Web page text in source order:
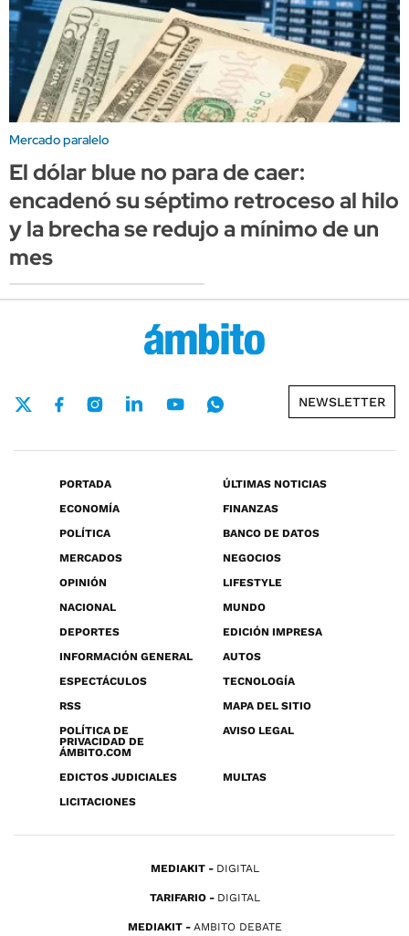
Mercado paralelo
El dólar blue no para de caer:
encadenó su séptimo retroceso al hilo
y la brecha se redujo a mínimo de un
mes
NEWSLETTER
PORTADA
ÚLTIMAS NOTICIAS
ECONOMÍA
FINANZAS
POLÍTICA
BANCO DE DATOS
MERCADOS
NEGOCIOS
OPINIÓN
LIFESTYLE
NACIONAL
MUNDO
DEPORTES
EDICIÓN IMPRESA
INFORMACIÓN GENERAL
AUTOS
ESPECTÁCULOS
TECNOLOGÍA
RSS
MAPA DEL SITIO
POLÍTICA DE
PRIVACIDAD DE
ÁMBITO.COM
AVISO LEGAL
EDICTOS JUDICIALES
MULTAS
LICITACIONES
MEDIAKIT DIGITAL
TARIFARIO DIGITAL
MEDIAKIT AMBITO DEBATE